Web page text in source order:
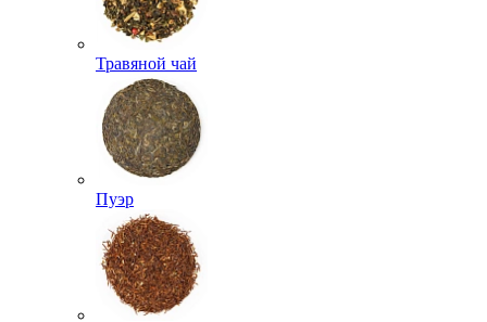
Травяной чай
Пуэр